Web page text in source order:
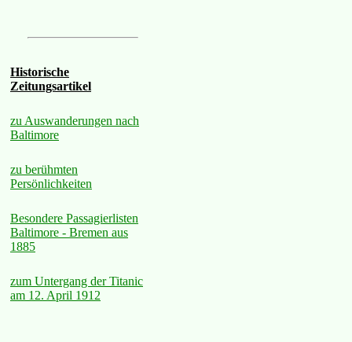
Historische
Zeitungsartikel
zu Auswanderungen nach
Baltimore
zu berühmten
Persönlichkeiten
Besondere Passagierlisten
Baltimore - Bremen aus
1885
zum Untergang der Titanic
am 12. April 1912